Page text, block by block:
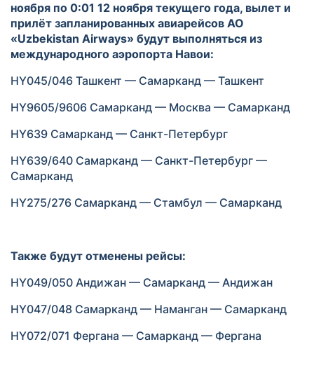
ноября по 0:01 12 ноября текущего года, вылет и
прилёт запланированных авиарейсов АО
«Uzbekistan Airways» будут выполняться из
международного аэропорта Навои:
HY045/046 Ташкент — Самарканд — Ташкент
HY9605/9606 Самарканд — Москва — Самарканд
HY639 Самарканд — Санкт-Петербург
HY639/640 Самарканд — Санкт-Петербург —
Самарканд
HY275/276 Самарканд — Стамбул — Самарканд
Также будут отменены рейсы:
HY049/050 Андижан — Самарканд — Андижан
HY047/048 Самарканд — Наманган — Самарканд
HY072/071 Фергана — Самарканд — Фергана